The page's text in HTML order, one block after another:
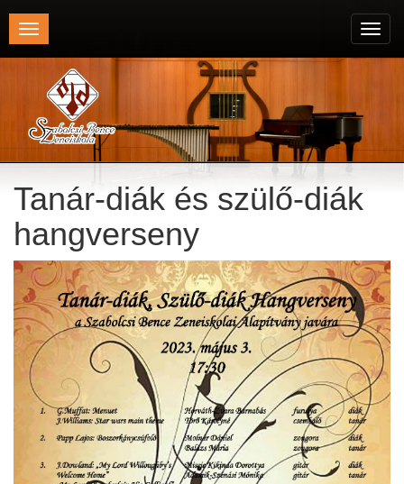
Toggle
navigation
Tanár-diák és szülő-diák
hangverseny